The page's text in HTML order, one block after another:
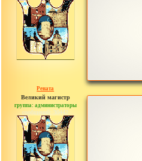
Рената
Великий магистр
группа: администраторы
сообщений: 30442